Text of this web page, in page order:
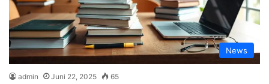
News
admin Juni 22, 2025 65